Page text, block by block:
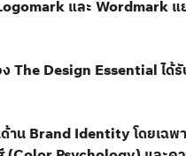
และ Wordmark แ
The Design Essential ไ
น Brand Identity โดยเฉพ